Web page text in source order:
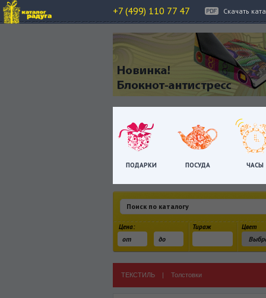
+7 (499) 110 77 47 Скачать
ПОДАРКИ ПОСУДА ЧАСЫ
Цена: Тираж Цвет
ТЕКСТИЛЬ | Толстовки